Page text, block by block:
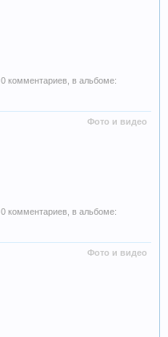
, 0 комментариев, в альбоме:
Фото и видео
, 0 комментариев, в альбоме:
Фото и видео